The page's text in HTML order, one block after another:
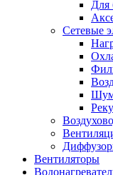
Для
Сетевые
Вентиляторы